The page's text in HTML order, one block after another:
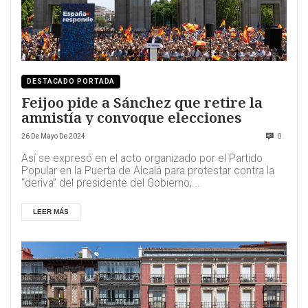
DESTACADO PORTADA
Feijoo pide a Sánchez que retire la
amnistía y convoque elecciones
26 De Mayo De 2024 0
Así se expresó en el acto organizado por el Partido
Popular en la Puerta de Alcalá para protestar contra la
“deriva” del presidente del Gobierno,...
LEER MÁS